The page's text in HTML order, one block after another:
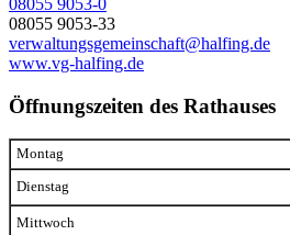
08055 9053-33
verwaltungsgemeinschaft@halfing.de
www.vg-halfing.de
Öffnungszeiten des Rathauses
Montag
Dienstag
Mittwoch